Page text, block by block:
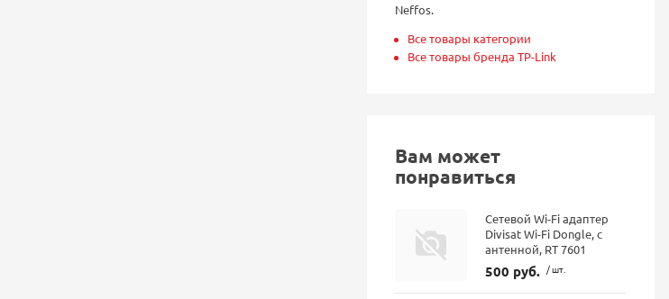
Neffos.
Все товары категории
Все товары бренда TP-Link
Вам может
понравиться
Сетевой Wi-Fi адаптер
Divisat Wi-Fi Dongle, с
антенной, RT 7601
500 руб. / шт.